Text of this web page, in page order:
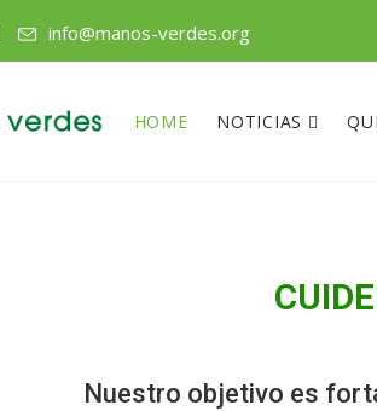
info@manos-verdes.org
HOME NOTICIAS
Nuestro objetivo es